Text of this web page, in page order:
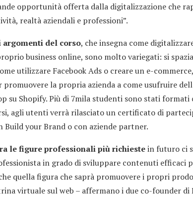
opportunità offerta dalla digitalizzazione che
realtà aziendali e professioni”.
argomenti del corso, che insegna come
business online, sono molto variegati: si
utilizzare Facebook Ads o creare un e-
promuovere la propria azienda a come usufruire
su Shopify. Più di 7mila studenti sono stati
agli utenti verrà rilasciato un certificato di
Build your Brand o con aziende partner.
le figure professionali più richiestein futuro ci
in grado di sviluppare contenuti efficaci
quella figura che saprà promuovere i propri
virtuale sul web – affermano i due co-founder di